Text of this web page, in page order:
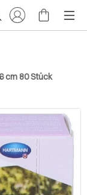
cm 80 Stück